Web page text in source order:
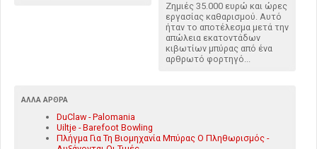
Ζημιές 35.000 ευρώ και ώρες
εργασίας καθαρισμού. Αυτό
ήταν το αποτέλεσμα μετά την
απώλεια εκατοντάδων
κιβωτίων μπύρας από ένα
αρθρωτό φορτηγό...
ΆΛΛΑ ΆΡΘΡΑ
DuClaw - Palomania
Uiltje - Barefoot Bowling
Πλήγμα Για Τη Βιομηχανία Μπύρας Ο Πληθωρισμός -